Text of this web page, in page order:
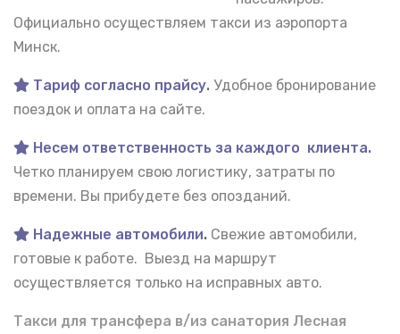
Официально осуществляем такси из аэропорта
Минск.
Тариф согласно прайсу. Удобное бронирование
поездок и оплата на сайте.
Несем ответственность за каждого клиента.
Четко планируем свою логистику, затраты по
времени. Вы прибудете без опозданий.
Надежные автомобили. Свежие автомобили,
готовые к работе. Выезд на маршрут
осуществляется только на исправных авто.
Такси для трансфера в/из санатория Лесная